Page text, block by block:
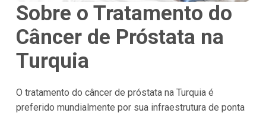
Sobre o Tratamento do
Câncer de Próstata na
Turquia
O tratamento do câncer de próstata na Turquia é
preferido mundialmente por sua infraestrutura de ponta